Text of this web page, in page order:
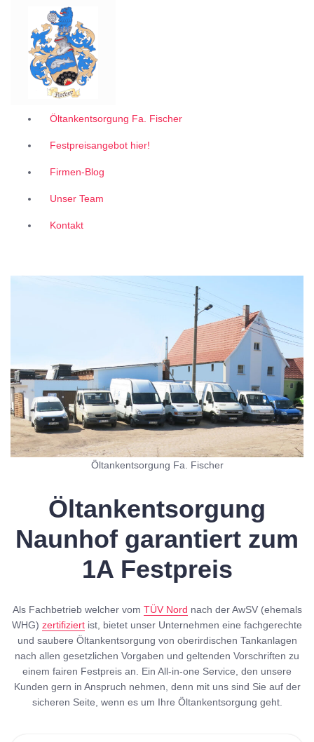
Garantiert zum 1A Festpreis
Öltankentsorgung Fa. Fischer
Festpreisangebot hier!
Firmen-Blog
Unser Team
Kontakt
Öltankentsorgung Fa. Fischer
Öltankentsorgung
Naunhof garantiert zum
1A Festpreis
Als Fachbetrieb welcher vom TÜV Nord nach der AwSV (ehemals
WHG) zertifiziert ist, bietet unser Unternehmen eine fachgerechte
und saubere Öltankentsorgung von oberirdischen Tankanlagen
nach allen gesetzlichen Vorgaben und geltenden Vorschriften zu
einem fairen Festpreis an. Ein All-in-one Service, den unsere
Kunden gern in Anspruch nehmen, denn mit uns sind Sie auf der
sicheren Seite, wenn es um Ihre Öltankentsorgung geht.